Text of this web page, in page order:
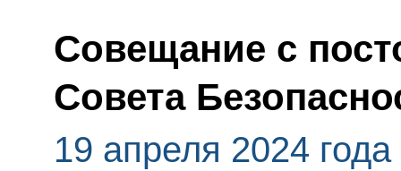
Совещание с
Совета
19 апреля 2024 года